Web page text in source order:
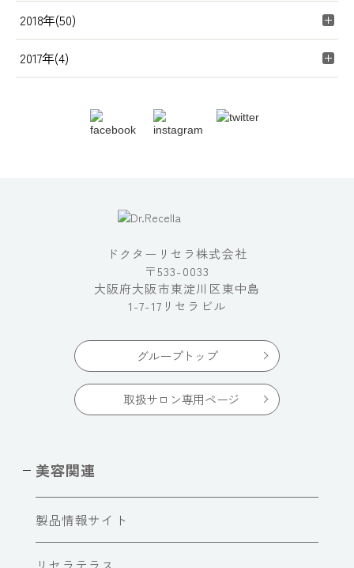
2018年(50)
2017年(4)
ドクターリセラ株式会社
〒533-0033
大阪府大阪市東淀川区東中島
1-7-17リセラビル
グループトップ
取扱サロン専用ページ
美容関連
製品情報サイト